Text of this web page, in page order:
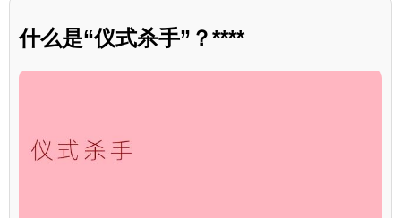
什么是“仪式杀手”？****